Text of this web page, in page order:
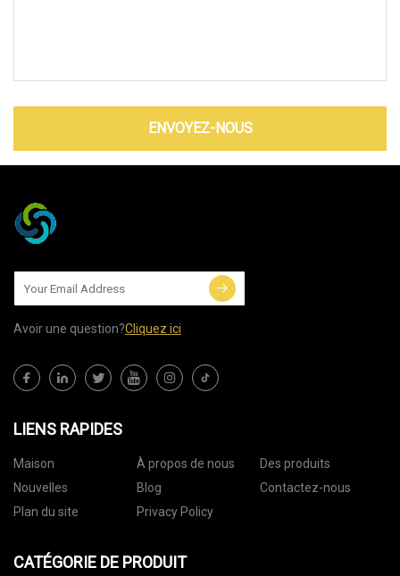
ENVOYEZ-NOUS
Avoir une question?Cliquez ici
LIENS RAPIDES
Maison À propos de nous
Des produits
Nouvelles
Blog
Contactez-nous
Plan du site
Privacy Policy
CATÉGORIE DE PRODUIT